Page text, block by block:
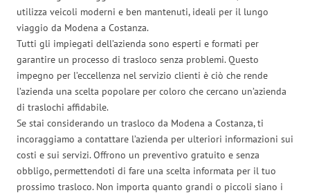
utilizza veicoli moderni e ben mantenuti, ideali per il lungo
viaggio da Modena a Costanza.
Tutti gli impiegati dell’azienda sono esperti e formati per
garantire un processo di trasloco senza problemi. Questo
impegno per l’eccellenza nel servizio clienti è ciò che rende
l’azienda una scelta popolare per coloro che cercano un’azienda
di traslochi affidabile.
Se stai considerando un trasloco da Modena a Costanza, ti
incoraggiamo a contattare l’azienda per ulteriori informazioni sui
costi e sui servizi. Offrono un preventivo gratuito e senza
obbligo, permettendoti di fare una scelta informata per il tuo
prossimo trasloco. Non importa quanto grandi o piccoli siano i